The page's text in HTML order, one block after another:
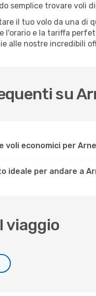
semplice trovare voli
il tuo volo da una di
l'orario e la tariffa
alle nostre incredibili
su
voli economici per
ideale per andare a
viaggio